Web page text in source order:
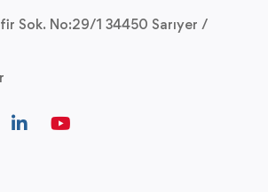
Sok. No:29/1 34450 Sarıyer /